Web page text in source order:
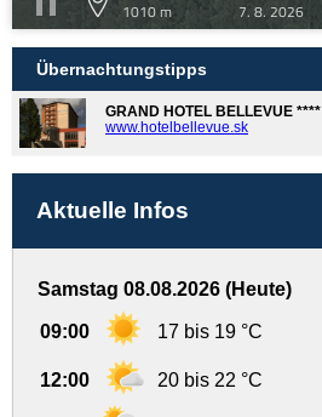
1010 m
7. 8. 2026
Übernachtungstipps
GRAND HOTEL BELLEVUE ****
www.hotelbellevue.sk
Aktuelle Infos
Samstag 08.08.2026 (Heute)
09:00 17 bis 19 °C
12:00 20 bis 22 °C